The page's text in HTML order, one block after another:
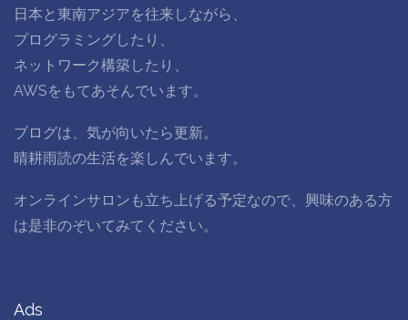
日本と東南アジアを往来しながら、
プログラミングしたり、
ネットワーク構築したり、
AWSをもてあそんでいます。
ブログは、気が向いたら更新。
晴耕雨読の生活を楽しんでいます。
オンラインサロンも立ち上げる予定なので、興味のある方
は是非のぞいてみてください。
Ads